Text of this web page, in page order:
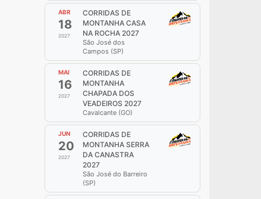
ABR
18
2027
CORRIDAS DE
MONTANHA CASA
NA ROCHA 2027
São José dos
Campos (SP)
MAI
16
2027
CORRIDAS DE
MONTANHA
CHAPADA DOS
VEADEIROS 2027
Cavalcante (GO)
JUN
20
2027
CORRIDAS DE
MONTANHA SERRA
DA CANASTRA
2027
São José do Barreiro
(SP)